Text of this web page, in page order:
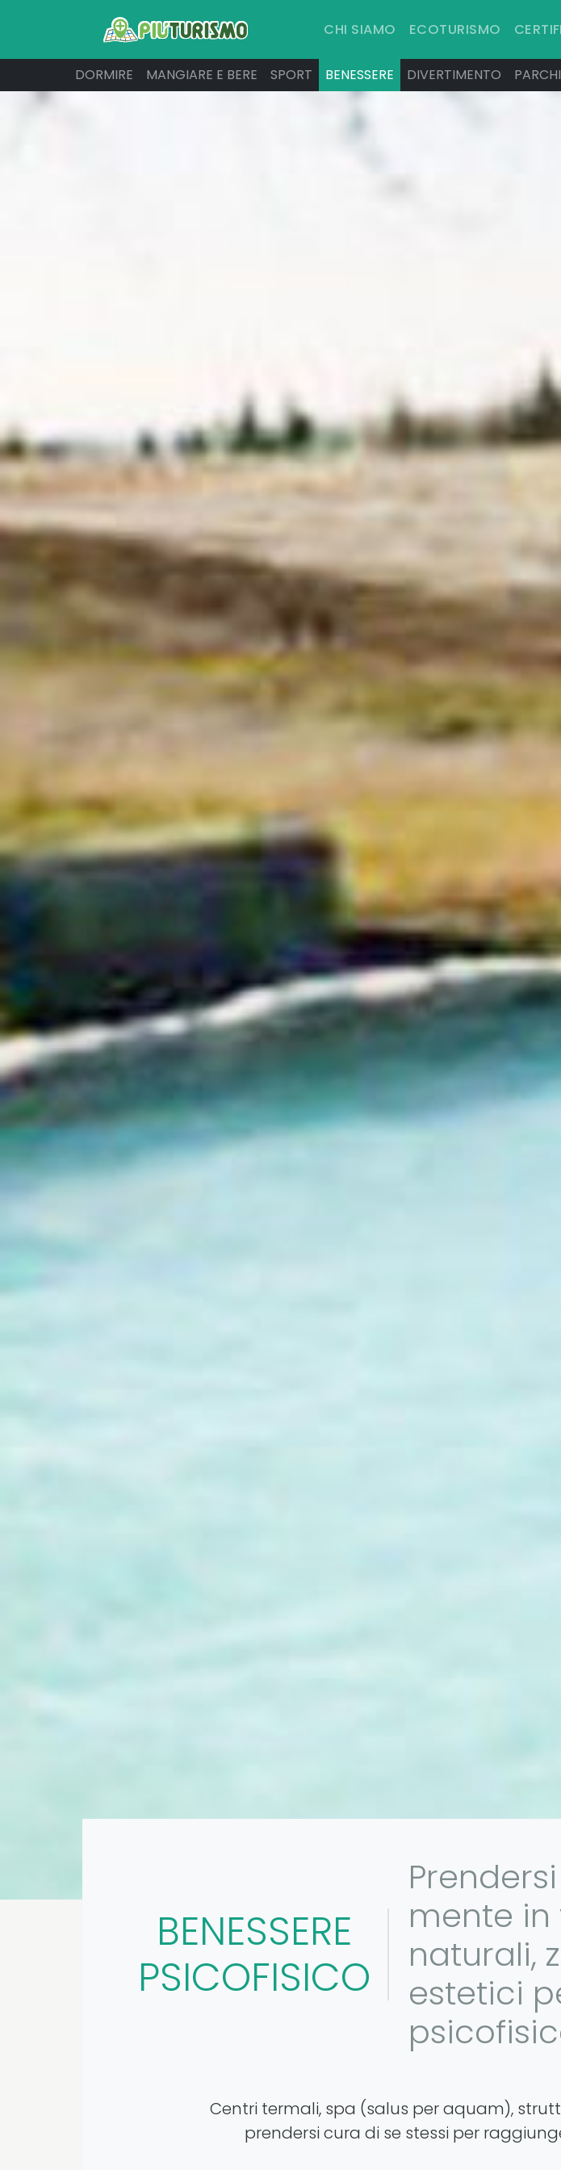
CHI SIAMO ECOTURISMO
DORMIRE MANGIARE E BERE SPORT BENESSERE DIVERTIMENTO PARCHI
BENESSERE
PSICOFISICO
mente
naturali,
estetici
Centri termali, spa (salus per aquam),
prendersi cura di se stessi per